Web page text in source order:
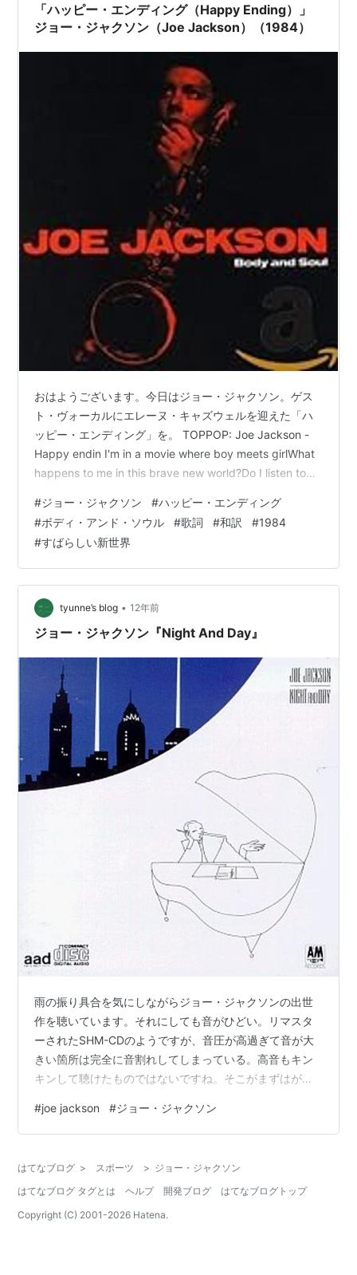
「ハッピー・エンディング（Happy Ending）」
ジョー・ジャクソン（Joe Jackson）（1984）
おはようございます。今日はジョー・ジャクソン。ゲス
ト・ヴォーカルにエレーヌ・キャズウェルを迎えた「ハ
ッピー・エンディング」を。 TOPPOP: Joe Jackson -
Happy endin I'm in a movie where boy meets girlWhat
happens to me in this brave new world?Do I listen to
see, or remember what I read?When I tell you how I
feel,…
#ジョー・ジャクソン #ハッピー・エンディング
#ボディ・アンド・ソウル #歌詞 #和訳 #1984
#すばらしい新世界
tyunne’s blog • 12年前
ジョー・ジャクソン『Night And Day』
雨の振り具合を気にしながらジョー・ジャクソンの出世
作を聴いています。それにしても音がひどい。リマスタ
ーされたSHM-CDのようですが、音圧が高過ぎて音が大
きい箇所は完全に音割れしてしまっている。高音もキン
キンして聴けたものではないですね。そこがまずはがっ
『Steppin' Out』が入っているので同傾向の曲が多いの
かと思っていましたが、意外にラテンやアフロのビート
ソンという人はその雑食性から捉えどころのないアーテ
ィストと言われていましたが、なるほどこういうことか
と納得しました。振れ幅が大きいんですね。…
#joe jackson #ジョー・ジャクソン
はてなブログ > スポーツ > ジョー・ジャクソン
はてなブログ タグとは
ヘルプ 開発ブログ
はてなブログトップ
Copyright (C) 2001-2026 Hatena.